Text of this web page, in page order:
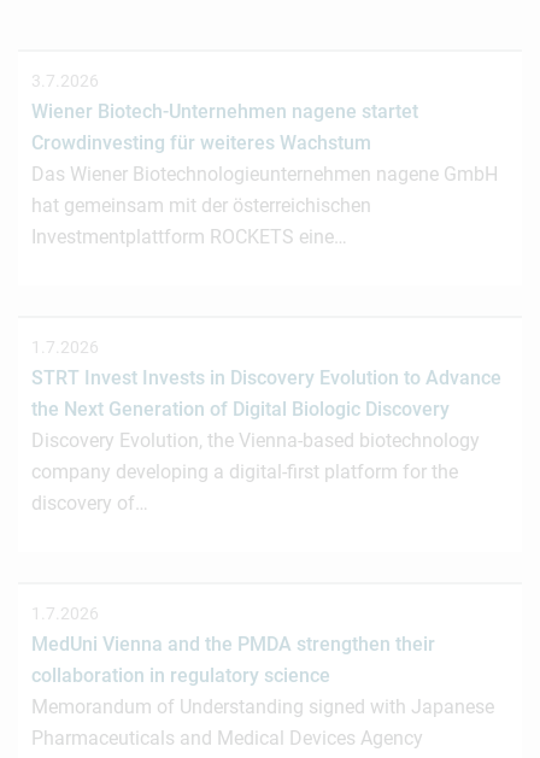
3.7.2026
Wiener Biotech-Unternehmen nagene startet
Crowdinvesting für weiteres Wachstum
Das Wiener Biotechnologieunternehmen nagene GmbH
hat gemeinsam mit der österreichischen
Investmentplattform ROCKETS eine…
1.7.2026
STRT Invest Invests in Discovery Evolution to Advance
the Next Generation of Digital Biologic Discovery
Discovery Evolution, the Vienna-based biotechnology
company developing a digital-first platform for the
discovery of…
1.7.2026
MedUni Vienna and the PMDA strengthen their
collaboration in regulatory science
Memorandum of Understanding signed with Japanese
Pharmaceuticals and Medical Devices Agency